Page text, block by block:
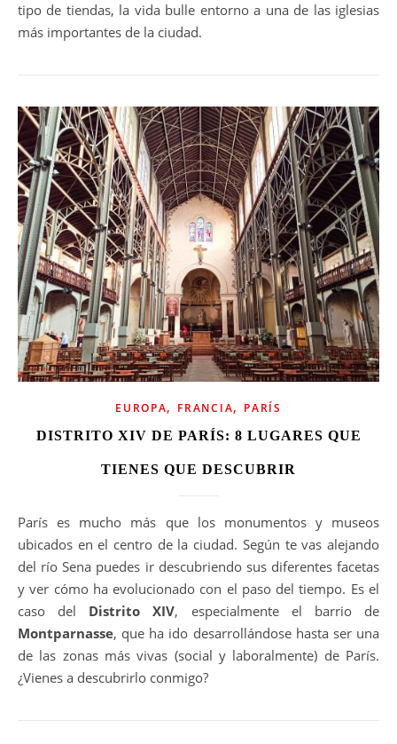
tipo de tiendas, la vida bulle entorno a una de las iglesias
más importantes de la ciudad.
EUROPA, FRANCIA, PARÍS
DISTRITO XIV DE PARÍS: 8 LUGARES QUE
TIENES QUE DESCUBRIR
París es mucho más que los monumentos y museos
ubicados en el centro de la ciudad. Según te vas alejando
del río Sena puedes ir descubriendo sus diferentes facetas
y ver cómo ha evolucionado con el paso del tiempo. Es el
caso del Distrito XIV, especialmente el barrio de
Montparnasse, que ha ido desarrollándose hasta ser una
de las zonas más vivas (social y laboralmente) de París.
¿Vienes a descubrirlo conmigo?